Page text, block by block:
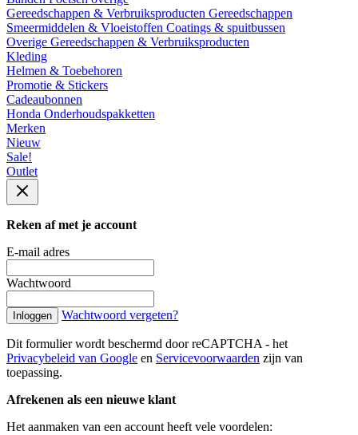
Gereedschappen & Verbruiksproducten Gereedschappen
Smeermiddelen & Vloeistoffen Coatings & spuitbussen
Overige Gereedschappen & Verbruiksproducten
Kleding
Helmen & Toebehoren
Promotie & Stickers
Cadeaubonnen
Honda Onderhoudspakketten
Merken
Nieuw
Sale!
Outlet
Reken af met je account
E-mail adres
Wachtwoord
Inloggen Wachtwoord vergeten?
Dit formulier wordt beschermd door reCAPTCHA - het
Privacybeleid van Google en Servicevoorwaarden zijn van
toepassing.
Afrekenen als een nieuwe klant
Het aanmaken van een account heeft vele voordelen: